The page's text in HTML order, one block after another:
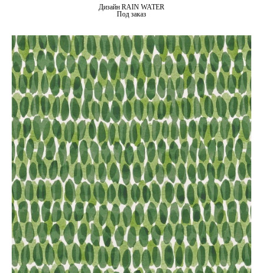
Дизайн RAIN WATER
Под заказ